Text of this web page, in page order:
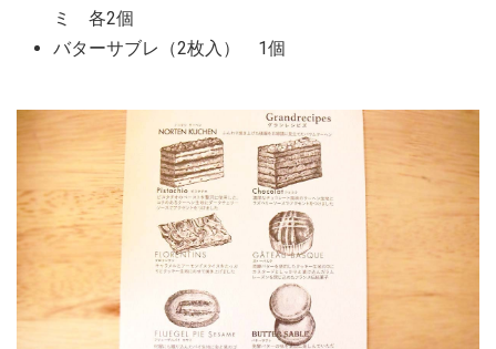
ミ 各2個
バターサブレ（2枚入） 1個